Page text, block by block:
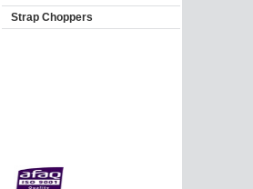
Strap Choppers